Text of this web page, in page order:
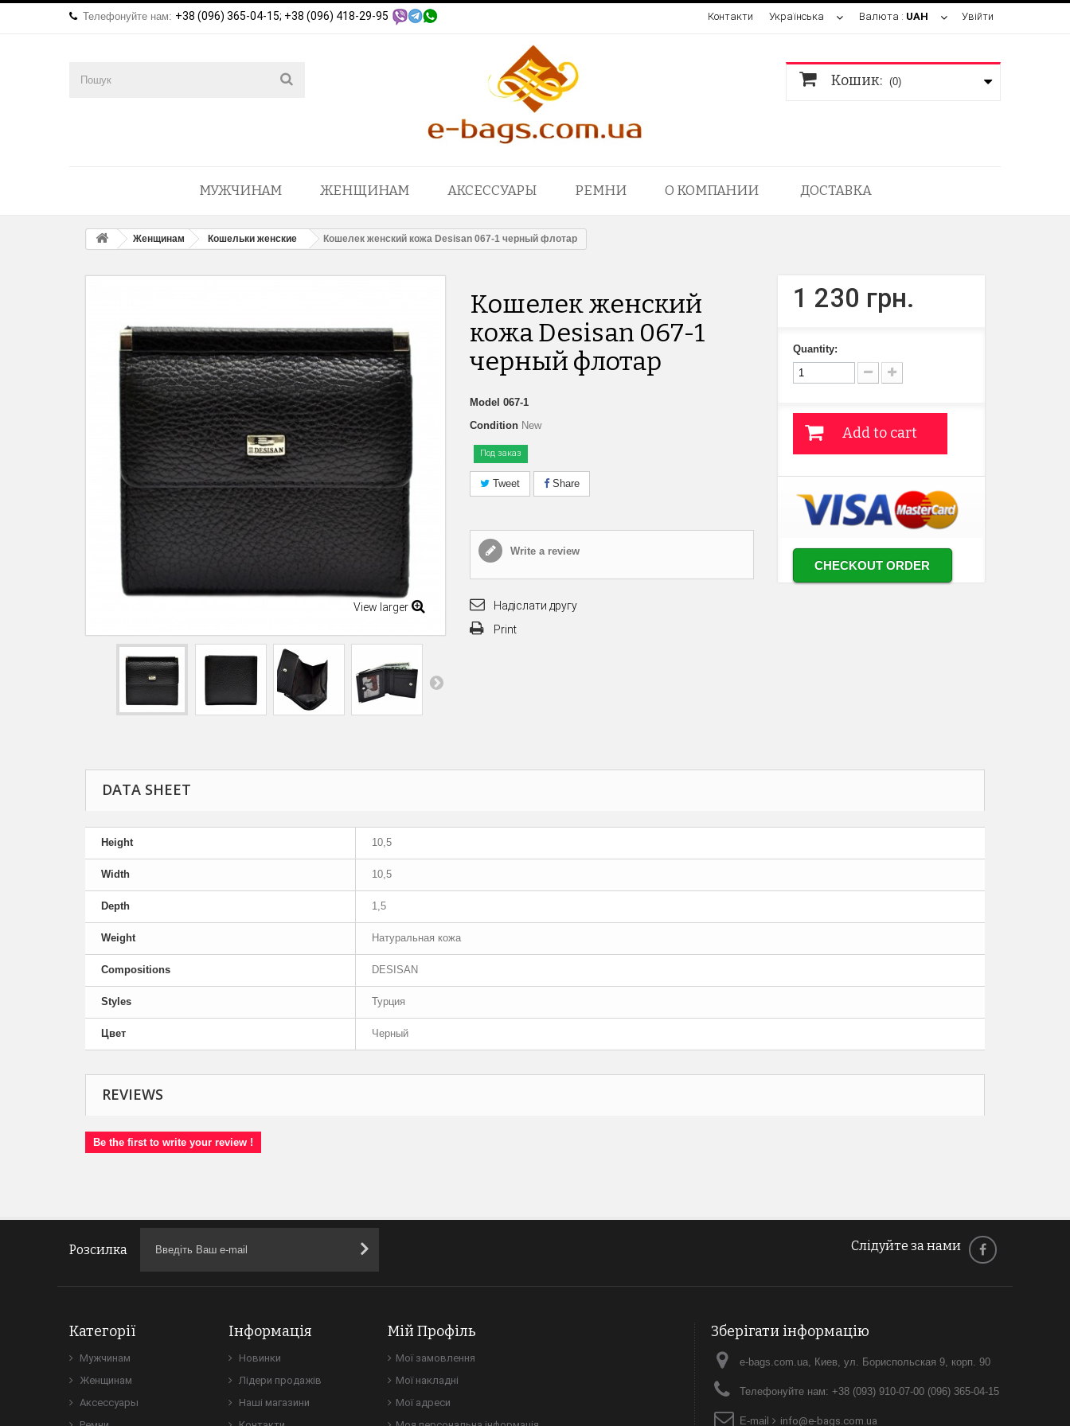
Увійти
Валюта : UAH
Українська
Контакти
Телефонуйте нам: +38 (096) 365-04-15; +38 (096) 418-29-95
Кошик: (0)
МУЖЧИНАМ ЖЕНЩИНАМ АКСЕССУАРЫ РЕМНИ О КОМПАНИИ ДОСТАВКА
Женщинам Кошельки женские Кошелек женский кожа Desisan 067-1 черный флотар
View larger
Кошелек женский
кожа Desisan 067-1
черный флотар
Model 067-1
Condition New
Под заказ
Tweet Share
Write a review
Надіслати другу
Print
1 230 грн.
Quantity:
Add to cart
CHECKOUT ORDER
DATA SHEET
Height 10,5
Width 10,5
Depth 1,5
Weight Натуральная кожа
Compositions DESISAN
Styles Турция
Цвет Черный
REVIEWS
Be the first to write your review !
Розсилка Слідуйте за нами
Категорії
Мужчинам
Женщинам
Аксессуары
Інформація
Новинки
Лідери продажів
Наші магазини
Мій Профіль
Мої замовлення
Мої накладні
Мої адреси
Зберігати інформацію
e-bags.com.ua, Киев, ул. Бориспольская 9, корп. 90
Телефонуйте нам: +38 (093) 910-07-00 (096) 365-04-15
E-maіl info@e-bags.com.ua